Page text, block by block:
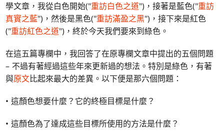
學文章，我從白色開始("重訪白色之道")，接著是藍色("重訪
真實之藍")，然後是黑色("重訪滿盈之黑")，接下來是紅色
("重訪紅色之道")，終於今天我們要來到綠色。
在這五篇專欄中，我回答了在原專欄文章中提出的五個問題
– 不過有著經過這些年來更新過的想法。特別是綠色，有著
與原文比起來最大的差異。以下便是那六個問題：
• 這顏色想要什麼？它的終極目標是什麼？
• 這顏色為了達成這些目標所使用的方法是什麼？